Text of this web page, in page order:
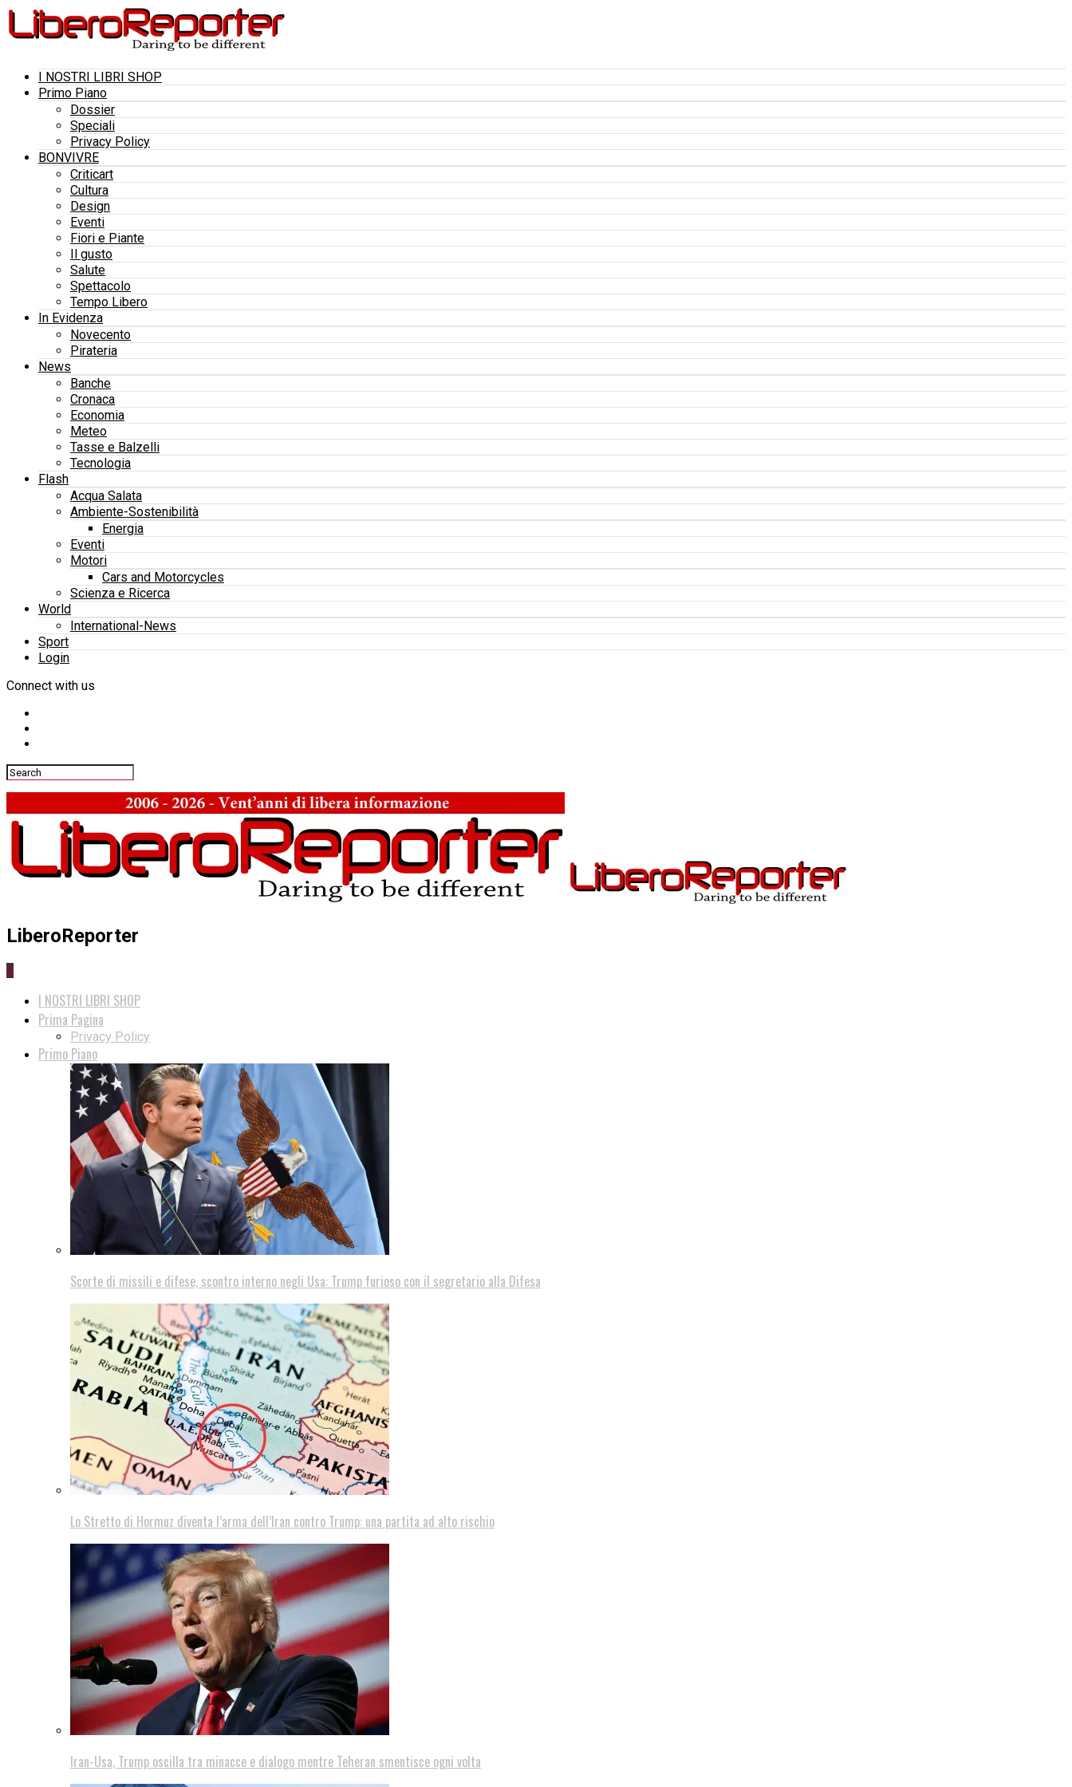
I NOSTRI LIBRI SHOP
Primo Piano
Dossier
Speciali
Privacy Policy
BONVIVRE
Criticart
Cultura
Design
Eventi
Fiori e Piante
Il gusto
Salute
Spettacolo
Tempo Libero
In Evidenza
Novecento
Pirateria
News
Banche
Cronaca
Economia
Meteo
Tasse e Balzelli
Tecnologia
Flash
Acqua Salata
Ambiente-Sostenibilità
Energia
Eventi
Motori
Cars and Motorcycles
Scienza e Ricerca
World
International-News
Sport
Login
Connect with us
LiberoReporter
0
I NOSTRI LIBRI SHOP
Prima Pagina
Privacy Policy
Primo Piano
Scorte di missili e difese, scontro interno negli Usa: Trump furioso con il segretario alla Difesa
Lo Stretto di Hormuz diventa l’arma dell’Iran contro Trump: una partita ad alto rischio
Iran-Usa, Trump oscilla tra minacce e dialogo mentre Teheran smentisce ogni volta